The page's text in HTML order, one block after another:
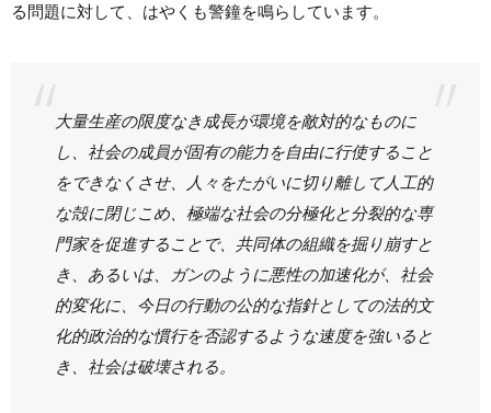
る問題に対して、はやくも警鐘を鳴らしています。
大量生産の限度なき成長が環境を敵対的なものに
し、社会の成員が固有の能力を自由に行使すること
をできなくさせ、人々をたがいに切り離して人工的
な殻に閉じこめ、極端な社会の分極化と分裂的な専
門家を促進することで、共同体の組織を掘り崩すと
き、あるいは、ガンのように悪性の加速化が、社会
的変化に、今日の行動の公的な指針としての法的文
化的政治的な慣行を否認するような速度を強いると
き、社会は破壊される。